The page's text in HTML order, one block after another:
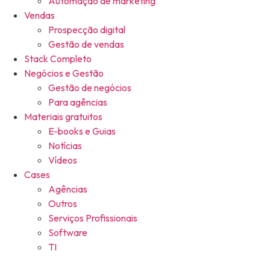
Vendas
Prospecção digital
Gestão de vendas
Stack Completo
Negócios e Gestão
Gestão de negócios
Para agências
Materiais gratuitos
E-books e Guias
Notícias
Vídeos
Cases
Agências
Outros
Serviços Profissionais
Software
TI